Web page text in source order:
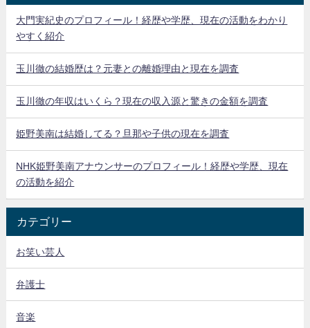
大門実紀史のプロフィール！経歴や学歴、現在の活動をわかり
やすく紹介
玉川徹の結婚歴は？元妻との離婚理由と現在を調査
玉川徹の年収はいくら？現在の収入源と驚きの金額を調査
姫野美南は結婚してる？旦那や子供の現在を調査
NHK姫野美南アナウンサーのプロフィール！経歴や学歴、現在
の活動を紹介
カテゴリー
お笑い芸人
弁護士
音楽